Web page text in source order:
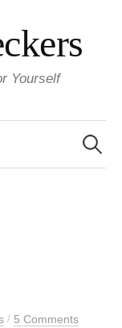
Yourself
for:
/ 5 Comments